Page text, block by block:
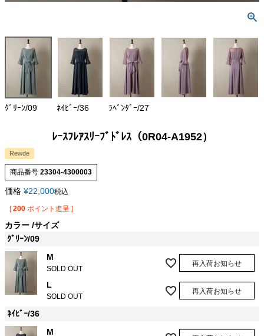
ｸﾞﾘｰﾝ/09 ﾈｲﾋﾞｰ/36 ﾗﾍﾞﾝﾀﾞｰ/27
ﾚｰｽﾌﾚｱｽﾘｰﾌﾞﾄﾞﾚｽ（0R04-A1952）
Rewde
商品番号 23304-4300003
価格 ¥22,000税込
[ 200 ポイント進呈 ]
カラー サイズ
ｸﾞﾘｰﾝ/09
M
SOLD OUT
再入荷お知らせ
L
SOLD OUT
再入荷お知らせ
ﾈｲﾋﾞｰ/36
M